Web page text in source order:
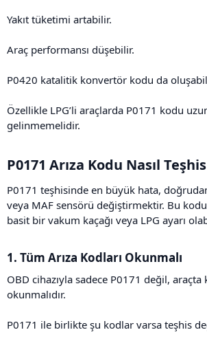
Yakıt tüketimi artabilir.
Araç performansı düşebilir.
P0420 katalitik konvertör kodu da
Özellikle LPG’li araçlarda P0171 kodu
gelinmemelidir.
P0171 Arıza Kodu Nasıl
P0171 teşhisinde en büyük hata,
veya MAF sensörü değiştirmektir. Bu
basit bir vakum kaçağı veya LPG ayarı
1. Tüm Arıza Kodları Okunmalı​
OBD cihazıyla sadece P0171 değil, araçta
okunmalıdır.
P0171 ile birlikte şu kodlar varsa teşhis